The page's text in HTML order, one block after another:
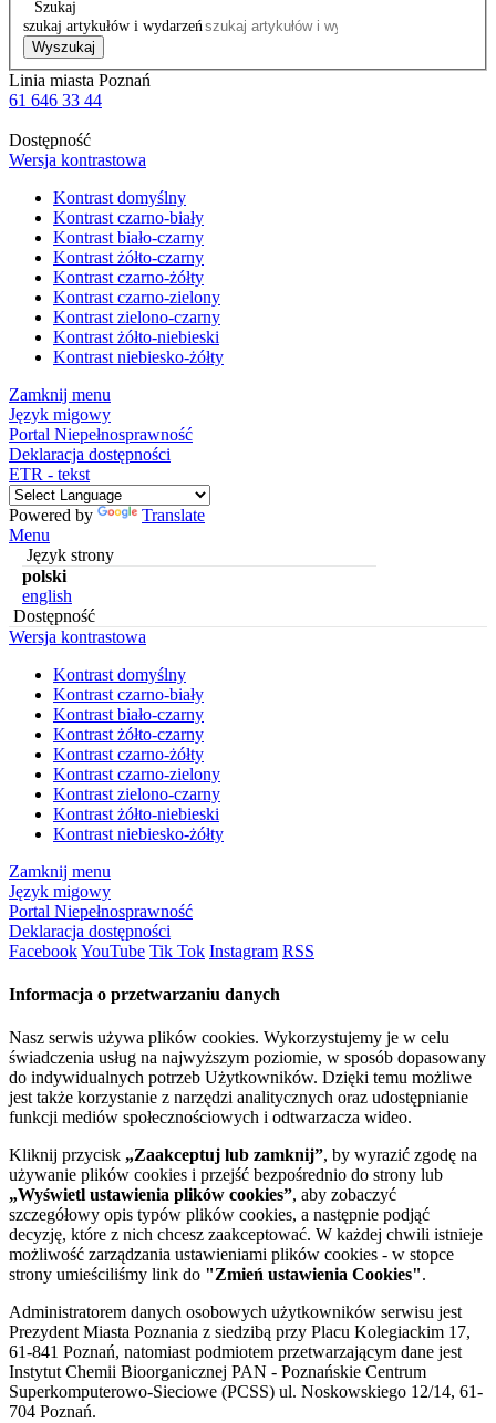
Szukaj
szukaj artykułów i wydarzeń
Wyszukaj
Linia miasta Poznań
61 646 33 44
Dostępność
Wersja kontrastowa
Kontrast domyślny
Kontrast czarno-biały
Kontrast biało-czarny
Kontrast żółto-czarny
Kontrast czarno-żółty
Kontrast czarno-zielony
Kontrast zielono-czarny
Kontrast żółto-niebieski
Kontrast niebiesko-żółty
Zamknij menu
Język migowy
Portal Niepełnosprawność
Deklaracja dostępności
ETR - tekst
Powered by
Translate
Menu
Język strony
polski
english
Dostępność
Wersja kontrastowa
Kontrast domyślny
Kontrast czarno-biały
Kontrast biało-czarny
Kontrast żółto-czarny
Kontrast czarno-żółty
Kontrast czarno-zielony
Kontrast zielono-czarny
Kontrast żółto-niebieski
Kontrast niebiesko-żółty
Zamknij menu
Język migowy
Portal Niepełnosprawność
Deklaracja dostępności
FacebookYouTube Tik Tok Instagram RSS
Informacja o przetwarzaniu danych
Nasz serwis używa plików cookies. Wykorzystujemy je w celu
świadczenia usług na najwyższym poziomie, w sposób dopasowany
do indywidualnych potrzeb Użytkowników. Dzięki temu możliwe
jest także korzystanie z narzędzi analitycznych oraz udostępnianie
funkcji mediów społecznościowych i odtwarzacza wideo.
Kliknij przycisk „Zaakceptuj lub zamknij”, by wyrazić zgodę na
używanie plików cookies i przejść bezpośrednio do strony lub
„Wyświetl ustawienia plików cookies”, aby zobaczyć
szczegółowy opis typów plików cookies, a następnie podjąć
decyzję, które z nich chcesz zaakceptować. W każdej chwili istnieje
możliwość zarządzania ustawieniami plików cookies - w stopce
strony umieściliśmy link do "Zmień ustawienia Cookies".
Administratorem danych osobowych użytkowników serwisu jest
Prezydent Miasta Poznania z siedzibą przy Placu Kolegiackim 17,
61-841 Poznań, natomiast podmiotem przetwarzającym dane jest
Instytut Chemii Bioorganicznej PAN - Poznańskie Centrum
Superkomputerowo-Sieciowe (PCSS) ul. Noskowskiego 12/14, 61-
704 Poznań.